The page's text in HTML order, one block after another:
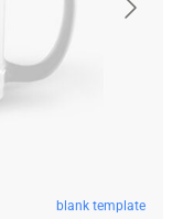
blank template